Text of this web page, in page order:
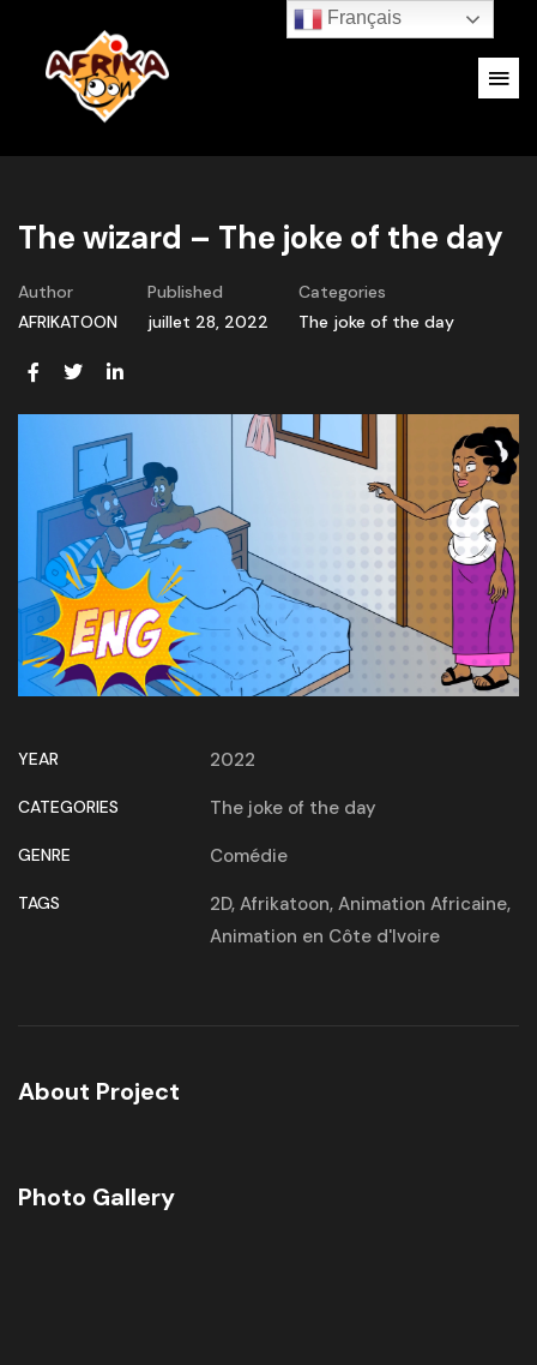
The wizard – The joke of the day
Author
AFRIKATOON
Published
juillet 28, 2022
Categories
The joke of the day
YEAR 2022
CATEGORIES The joke of the day
GENRE Comédie
TAGS 2D, Afrikatoon, Animation Africaine,
Animation en Côte d'Ivoire
About Project
Photo Gallery
Français